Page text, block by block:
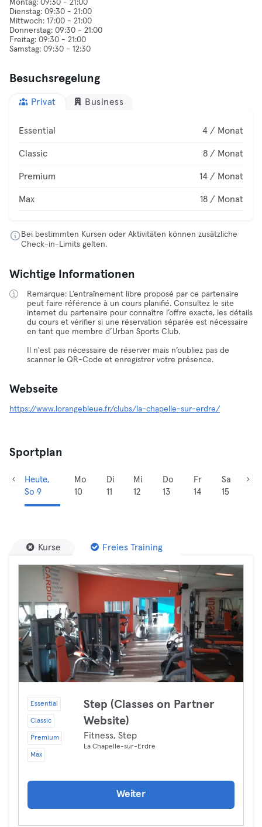
Montag: 09:30 - 21:00
Dienstag: 09:30 - 21:00
Mittwoch: 17:00 - 21:00
Donnerstag: 09:30 - 21:00
Freitag: 09:30 - 21:00
Besuchsregelung
Privat Business
Essential 4 / Monat
Classic 8 / Monat
Premium 14 / Monat
Max 18 / Monat
Bei bestimmten Kursen oder Aktivitäten können zusätzliche
Check-in-Limits gelten.
Wichtige Informationen
Remarque: L’entraînement libre proposé par ce partenaire
peut faire référence à un cours planifié. Consultez le site
internet du partenaire pour connaître l’offre exacte, les détails
du cours et vérifier si une réservation séparée est nécessaire
en tant que membre d’Urban Sports Club.
Il n'est pas nécessaire de réserver mais n’oubliez pas de
scanner le QR-Code et enregistrer votre présence.
Webseite
https://www.lorangebleue.fr/clubs/la-chapelle-sur-erdre/
Sportplan
Heute,
So 9
Mo
10
Di
11
Mi
12
Do
13
Fr
14
Sa
15
Kurse Freies Training
Essential
Classic
Premium
Max
Step (Classes on Partner
Website)
Fitness, Step
La Chapelle-sur-Erdre
Weiter